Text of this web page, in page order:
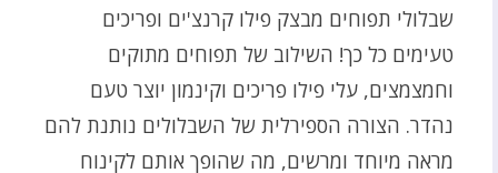
שבלולי תפוחים מבצק פילו קרנצ'ים ופריכים
טעימים כל כך! השילוב של תפוחים מתוקים
וחמצמצים, עלי פילו פריכים וקינמון יוצר טעם
נהדר. הצורה הספירלית של השבלולים נותנת להם
מראה מיוחד ומרשים, מה שהופך אותם לקינוח